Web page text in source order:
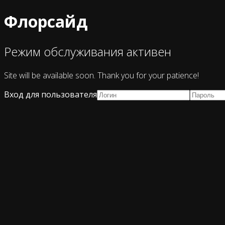
Флорсайд
Режим обслуживания активен
Site will be available soon. Thank you for your patience!
Вход для пользователя